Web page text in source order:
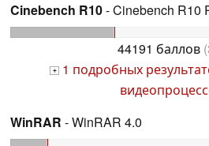
Cinebench R10- Cinebench R10
44191 баллов
+ 1 подробных
WinRAR - WinRAR 4.0